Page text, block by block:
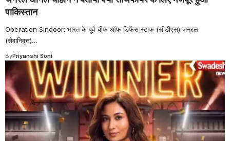
पाकिस्तान
Operation Sindoor: भारत के पूर्व चीफ ऑफ डिफेंस स्टाफ (सीडीएस) जनरल
(सेवानिवृत्त)…
ByPriyanshi Soni